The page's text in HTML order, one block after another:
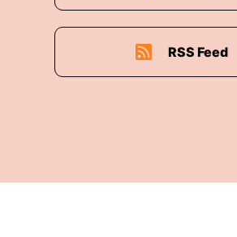
RSS Feed